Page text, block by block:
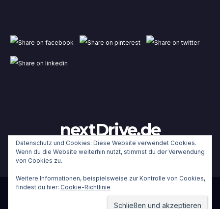
nextDrive.de
Stolz präsentiert von WordPress|Theme:Newsupvon
Datenschutz und Cookies: Diese Website verwendet Cookies.
Wenn du die Website weiterhin nutzt, stimmst du der Verwendung
von Cookies zu.
Weitere Informationen, beispielsweise zur Kontrolle von Cookies,
findest du hier: Cookie-Richtlinie